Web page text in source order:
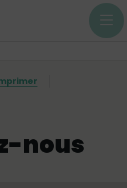
nous